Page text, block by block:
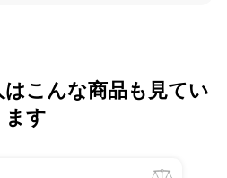
こんな商品も見てい
ます